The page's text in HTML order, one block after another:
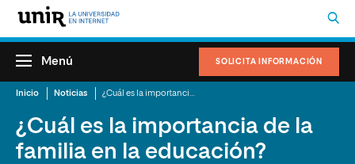
SOLICITA INFORMACIÓN
Menú
Inicio Noticias
¿Cuál es la importancia de la
familia en la educación?